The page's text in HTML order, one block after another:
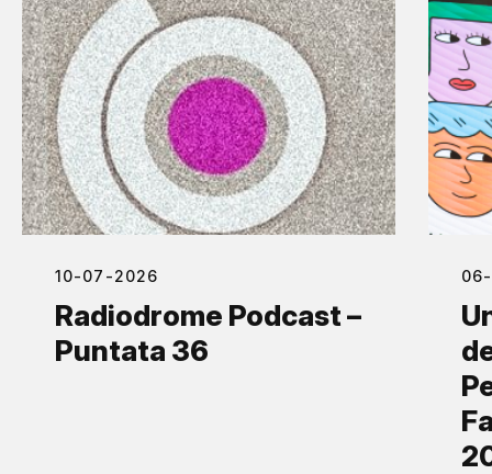
10-07-2026
Radiodrome Podcast –
Puntata 36